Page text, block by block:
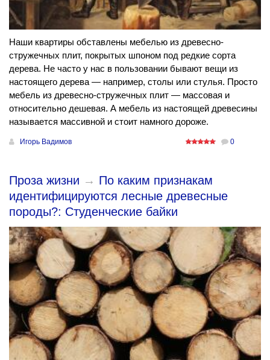
Наши квартиры обставлены мебелью из древесно-
стружечных плит, покрытых шпоном под редкие сорта
дерева. Не часто у нас в пользовании бывают вещи из
настоящего дерева — например, столы или стулья. Просто
мебель из древесно-стружечных плит — массовая и
относительно дешевая. А мебель из настоящей древесины
называется массивной и стоит намного дороже.
Игорь Вадимов 0
Проза жизни → По каким признакам
идентифицируются лесные древесные
породы?: Студенческие байки